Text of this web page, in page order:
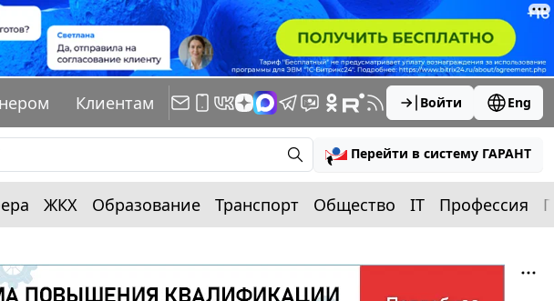
Клиентам Войти Eng
Перейти в систему ГАРАНТ
ЖКХ Образование Транспорт Общество IT Профессия